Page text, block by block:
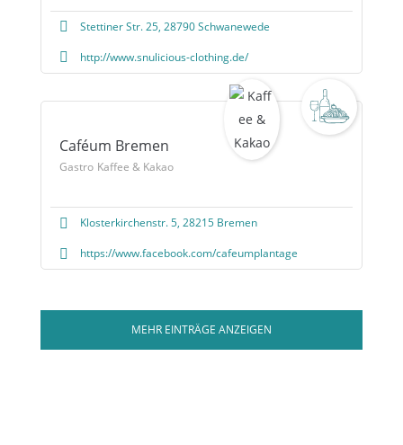
Stettiner Str. 25, 28790 Schwanewede
http://www.snulicious-clothing.de/
Caféum Bremen
Gastro Kaffee & Kakao
Klosterkirchenstr. 5, 28215 Bremen
https://www.facebook.com/cafeumplantage
MEHR EINTRÄGE ANZEIGEN